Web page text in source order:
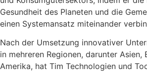
Gesundheit des Planeten und die
einen Systemansatz miteinander
Nach der Umsetzung innovativer
in mehreren Regionen, darunter Asien,
Amerika, hat Tim Technologien und